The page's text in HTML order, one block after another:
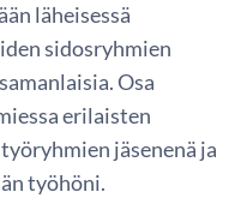
läheisessä
sidosryhmien
Osa
erilaisten
jäsenenä ja
työhöni.